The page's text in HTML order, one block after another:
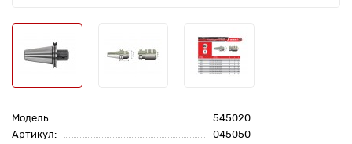
Модель:
545020
Артикул:
045050